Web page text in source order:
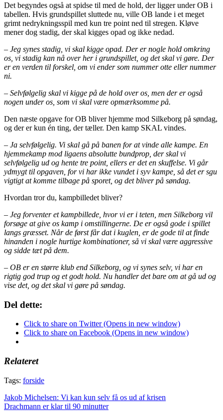
Det begyndes også at spidse til med de hold, der ligger under OB i
tabellen. Hvis grundspillet sluttede nu, ville OB lande i et meget
grimt nedrykningsspil med kun tre point ned til stregen. Kløve
mener dog stadig, der skal kigges opad og ikke nedad.
– Jeg synes stadig, vi skal kigge opad. Der er nogle hold omkring
os, vi stadig kan nå over her i grundspillet, og det skal vi gøre. Der
er en verden til forskel, om vi ender som nummer otte eller nummer
ni.
– Selvfølgelig skal vi kigge på de hold over os, men der er også
nogen under os, som vi skal være opmærksomme på.
Den næste opgave for OB bliver hjemme mod Silkeborg på søndag,
og der er kun én ting, der tæller. Den kamp SKAL vindes.
– Ja selvfølgelig. Vi skal gå på banen for at vinde alle kampe. En
hjemmekamp mod ligaens absolutte bundprop, der skal vi
selvfølgelig ud og hente tre point, ellers er det en skuffelse. Vi går
ydmygt til opgaven, for vi har ikke vundet i syv kampe, så det er sgu
vigtigt at komme tilbage på sporet, og det bliver på søndag.
Hvordan tror du, kampbilledet bliver?
– Jeg forventer et kampbillede, hvor vi er i teten, men Silkeborg vil
forsøge at give os kamp i omstillingerne. De er også gode i spillet
langs græsset. Når de først får dat i kuglen, er de gode til at finde
hinanden i nogle hurtige kombinationer, så vi skal være aggressive
og sidde tæt på dem.
– OB er en større klub end Silkeborg, og vi synes selv, vi har en
rigtig god trup og et godt hold. Nu handler det bare om at gå ud og
vise det, og det skal vi gøre på søndag.
Del dette:
Click to share on Twitter (Opens in new window)
Click to share on Facebook (Opens in new window)
Relateret
Tags: forside
Indlægsnavigation
Jakob Michelsen: Vi kan kun selv få os ud af krisen
Drachmann er klar til 90 minutter